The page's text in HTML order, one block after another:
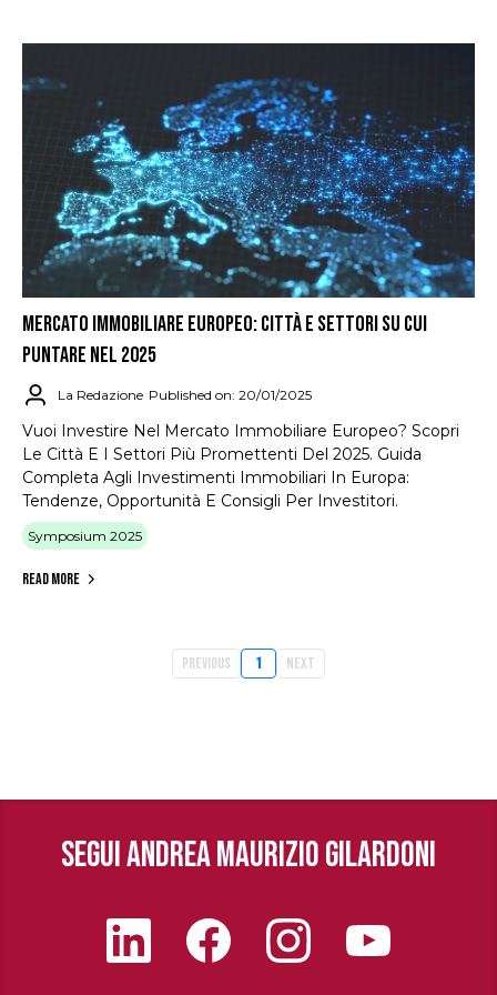
MERCATO IMMOBILIARE EUROPEO: CITTÀ E SETTORI SU CUI
PUNTARE NEL 2025
La Redazione Published on: 20/01/2025
Vuoi Investire Nel Mercato Immobiliare Europeo? Scopri
Le Città E I Settori Più Promettenti Del 2025. Guida
Completa Agli Investimenti Immobiliari In Europa:
Tendenze, Opportunità E Consigli Per Investitori.
Symposium 2025
Read More
Previous 1 Next
SEGUI ANDREA MAURIZIO GILARDONI